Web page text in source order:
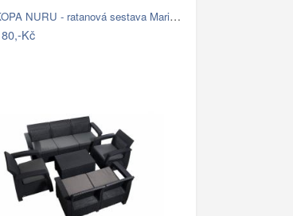
FaKOPA NURU - ratanová sestava Marina…
Kč